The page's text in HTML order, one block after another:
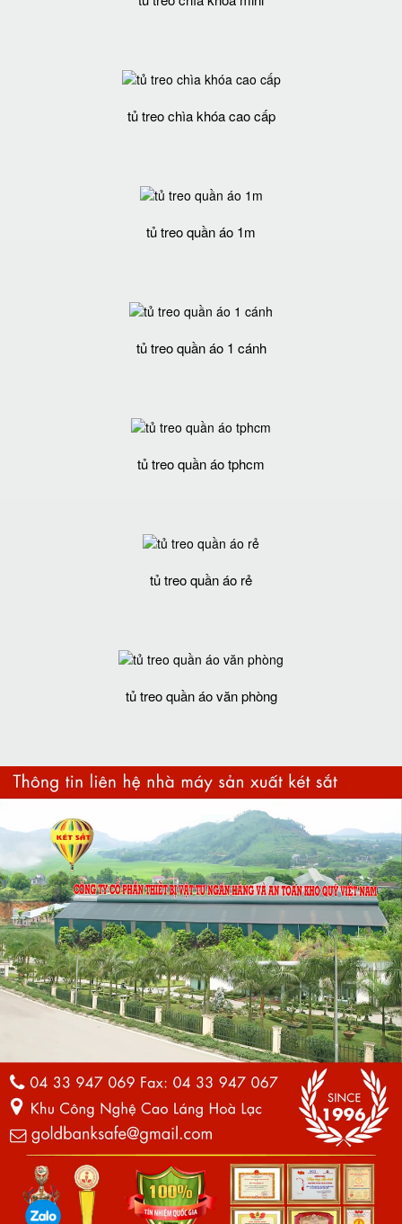
tủ treo chìa khóa cao cấp
tủ treo quần áo 1m
tủ treo quần áo 1 cánh
tủ treo quần áo tphcm
tủ treo quần áo rẻ
tủ treo quần áo văn phòng